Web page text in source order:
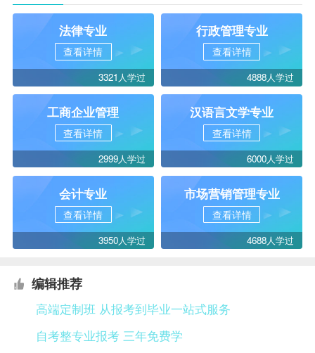
法律专业
查看详情
3321人学过
行政管理专业
查看详情
4888人学过
工商企业管理
查看详情
2999人学过
汉语言文学专业
查看详情
6000人学过
会计专业
查看详情
3950人学过
市场营销管理专业
查看详情
4688人学过
编辑推荐
高端定制班 从报考到毕业一站式服务
自考整专业报考 三年免费学